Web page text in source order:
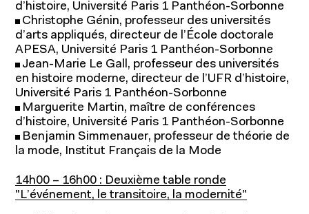
Recherche académique
d’histoire, Université Paris 1 Panthéon-Sorbonne
Christophe Génin, professeur des universités
d’arts appliqués, directeur de l’École doctorale
APESA, Université Paris 1 Panthéon-Sorbonne
Jean-Marie Le Gall, professeur des universités
en histoire moderne, directeur de l’UFR d’histoire,
Université Paris 1 Panthéon-Sorbonne
Marguerite Martin, maître de conférences
d’histoire, Université Paris 1 Panthéon-Sorbonne
Benjamin Simmenauer, professeur de théorie de
la mode, Institut Français de la Mode
14h00 – 16h00 : Deuxième table ronde
"L’événement, le transitoire, la modernité"